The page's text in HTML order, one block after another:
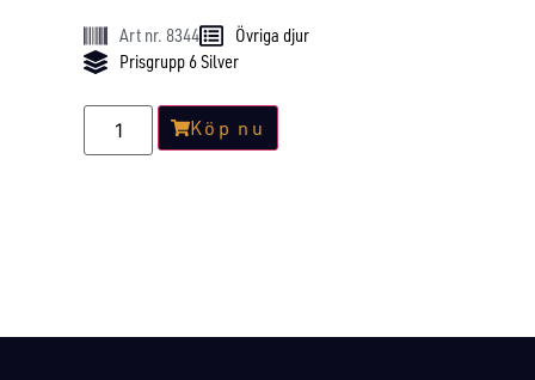
Art nr. 8344
Övriga djur
Prisgrupp 6 Silver
Köp nu